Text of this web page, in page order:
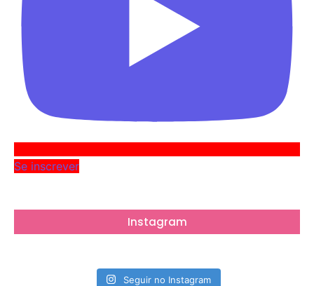
Se inscrever
Instagram
Seguir no Instagram